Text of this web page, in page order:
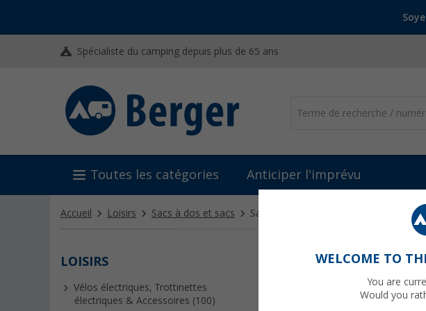
Spécialiste du camping depuis plus de 65 ans
Toutes les catégories Anticiper l'imprévu
Accueil Loisirs Sacs à dos et sacs Sacs et paniers de courses
LOISIRS
Vélos électriques, Trottinettes
électriques & Accessoires (100)
SACS DE COURSES
Faire les courses en camping
pour ne pas encombrer entre
WELCOME TO
You are
Would you